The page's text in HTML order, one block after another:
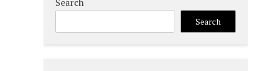
Search
Search